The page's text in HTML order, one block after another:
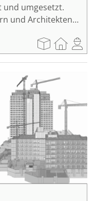
und umgesetzt.
und Architekten
und des Umbaus
also das Facility
Voraussetzung
es, ein Open BIM
im Projekt
in ihrer
konnten. Die
der
keinerlei BIM-